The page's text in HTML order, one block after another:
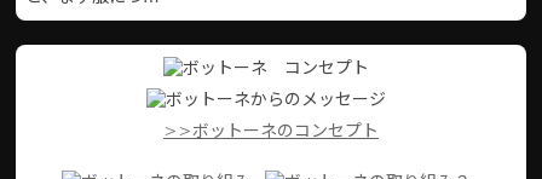
>>ボットーネのコンセプト